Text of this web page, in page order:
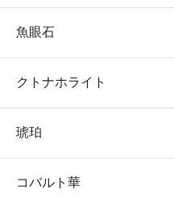
魚眼石
クトナホライト
琥珀
コバルト華